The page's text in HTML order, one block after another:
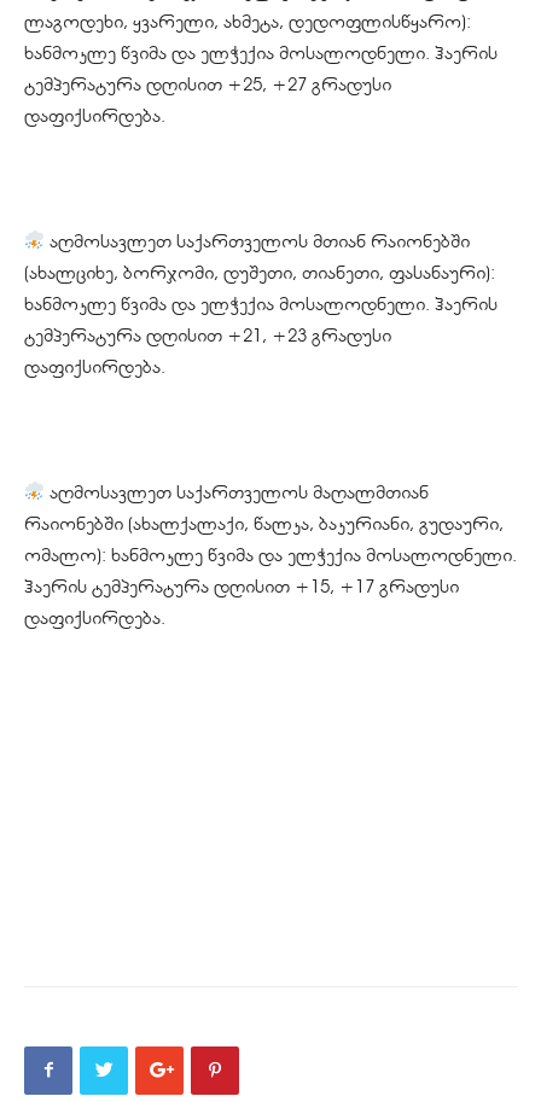
ლაგოდეხი, ყვარელი, ახმეტა, დედოფლისწყარო):
ხანმოკლე წვიმა და ელჭექია მოსალოდნელი. ჰაერის
ტემპერატურა დღისით +25, +27 გრადუსი
დაფიქსირდება.
აღმოსავლეთ საქართველოს მთიან რაიონებში
(ახალციხე, ბორჯომი, დუშეთი, თიანეთი, ფასანაური):
ხანმოკლე წვიმა და ელჭექია მოსალოდნელი. ჰაერის
ტემპერატურა დღისით +21, +23 გრადუსი
დაფიქსირდება.
აღმოსავლეთ საქართველოს მაღალმთიან
რაიონებში (ახალქალაქი, წალკა, ბაკურიანი, გუდაური,
ომალო): ხანმოკლე წვიმა და ელჭექია მოსალოდნელი.
ჰაერის ტემპერატურა დღისით +15, +17 გრადუსი
დაფიქსირდება.